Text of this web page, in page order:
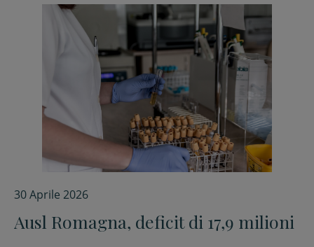
30 Aprile 2026
Ausl Romagna, deficit di 17,9 milioni